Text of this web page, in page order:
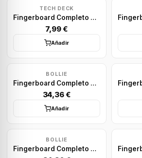
TECH DECK
Fingerboard Completo Tech Deck: Girl RD
7,99 €
Añadir
BOLLIE
Fingerboard Completo Bollie: Psychedelic Yellow Set 30.5mm
34,36 €
Añadir
BOLLIE
Fingerboard Completo Bollie: Psychedelic Green Set 30.5mm